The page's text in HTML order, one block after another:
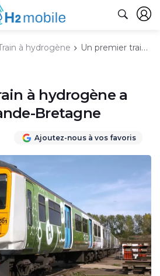
à hydrogène Un premier train à hydrogène a circulé en Grande-Bretagne
à hydrogène a
Bretagne
Ajoutez-nous à vos favoris